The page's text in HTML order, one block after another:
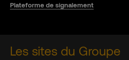
Plateforme de signalement
Les sites du Groupe